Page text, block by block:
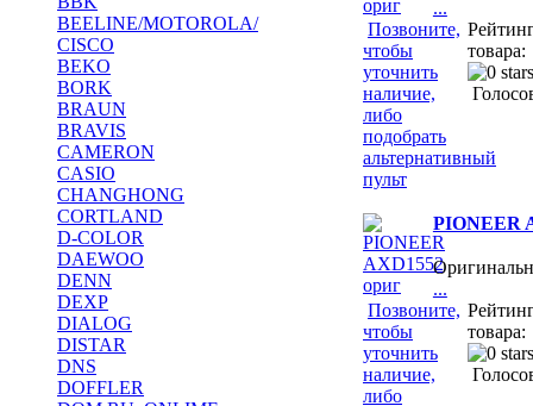
BEELINE/MOTOROLA/
CISCO
BEKO
BORK
BRAUN
BRAVIS
CAMERON
CASIO
CHANGHONG
CORTLAND
D-COLOR
DAEWOO
DENN
DEXP
DIALOG
DISTAR
DNS
DOFFLER
...
Позвоните,
чтобы
уточнить
наличие,
либо
подобрать
альтернативный
пульт
товара:
PIONEER
...
Позвоните,
чтобы
уточнить
наличие,
либо
товара: